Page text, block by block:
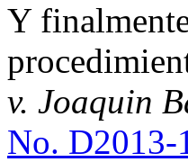
Y
v. Joaquin
No. D2013-